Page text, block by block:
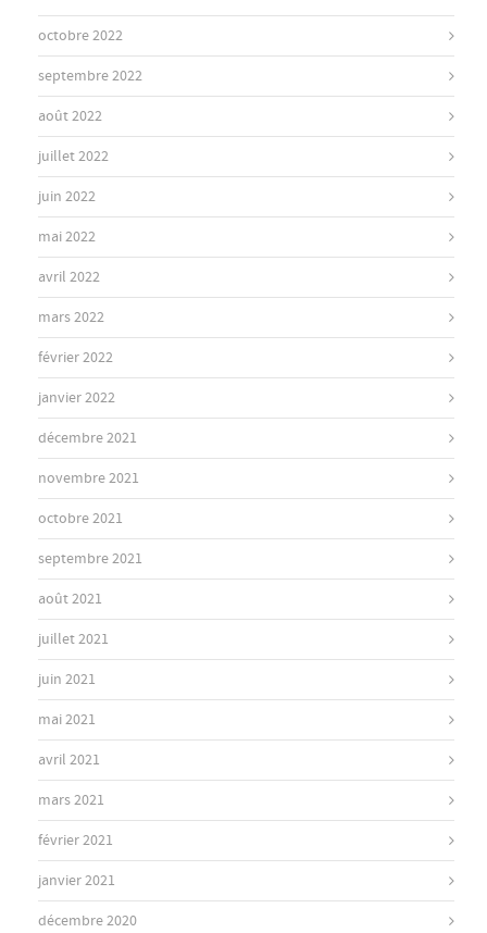
octobre 2022
septembre 2022
août 2022
juillet 2022
juin 2022
mai 2022
avril 2022
mars 2022
février 2022
janvier 2022
décembre 2021
novembre 2021
octobre 2021
septembre 2021
août 2021
juillet 2021
juin 2021
mai 2021
avril 2021
mars 2021
février 2021
janvier 2021
décembre 2020